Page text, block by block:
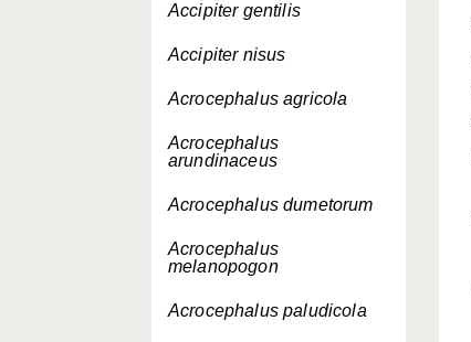
Accipiter gentilis
Accipiter nisus
Acrocephalus agricola
Acrocephalus
arundinaceus
Acrocephalus dumetorum
Acrocephalus
melanopogon
Acrocephalus paludicola